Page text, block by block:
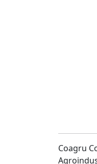
Coagru